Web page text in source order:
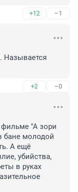
+12 –1
Называется
+2 –0
фильме "А зори
бане молодой
А ещё
убийства,
в руках